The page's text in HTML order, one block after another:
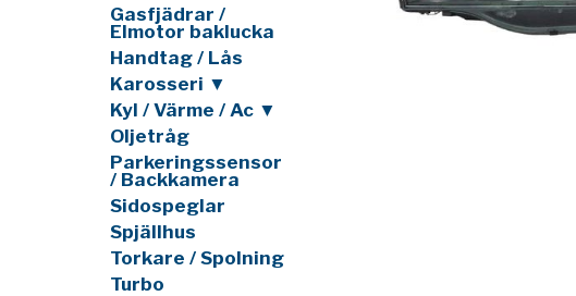
Gasfjädrar /
Elmotor baklucka
Handtag / Lås
Karosseri ▼
Kyl / Värme / Ac ▼
Oljetråg
Parkeringssensor
/ Backkamera
Sidospeglar
Spjällhus
Torkare / Spolning
Turbo